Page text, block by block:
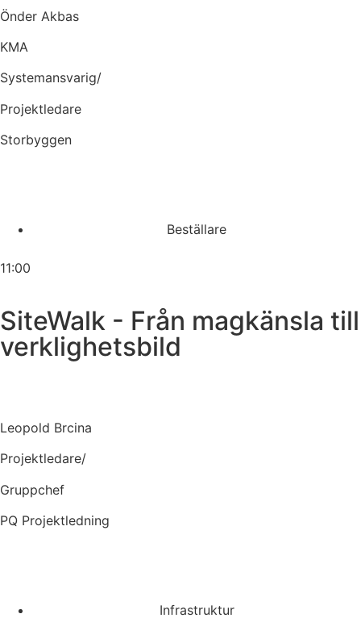
Önder Akbas
KMA
Systemansvarig/
Projektledare
Storbyggen
Beställare
11:00
SiteWalk - Från magkänsla till
verklighetsbild
Leopold Brcina
Projektledare/
Gruppchef
PQ Projektledning
Infrastruktur